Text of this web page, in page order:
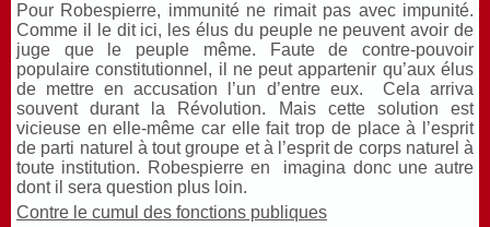
Pour Robespierre, immunité ne rimait pas avec impunité.
Comme il le dit ici, les élus du peuple ne peuvent avoir de
juge que le peuple même. Faute de contre-pouvoir
populaire constitutionnel, il ne peut appartenir qu’aux élus
de mettre en accusation l’un d’entre eux. Cela arriva
souvent durant la Révolution. Mais cette solution est
vicieuse en elle-même car elle fait trop de place à l’esprit
de parti naturel à tout groupe et à l’esprit de corps naturel à
toute institution. Robespierre en imagina donc une autre
dont il sera question plus loin.
Contre le cumul des fonctions publiques